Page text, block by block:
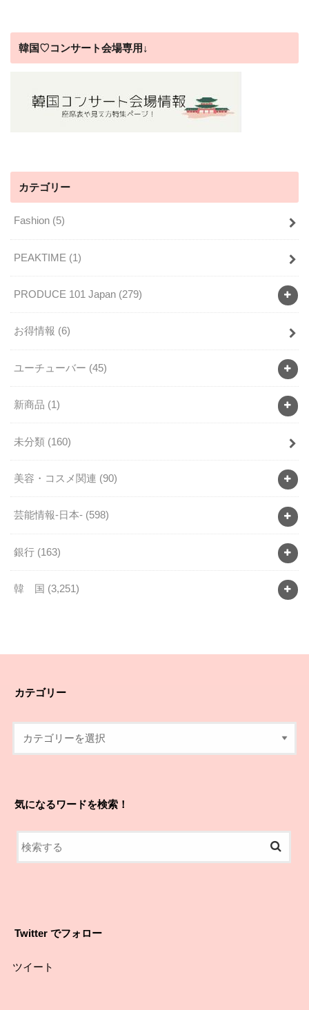
韓国♡コンサート会場専用↓
カテゴリー
Fashion (5)
PEAKTIME (1)
PRODUCE 101 Japan (279)
お得情報 (6)
ユーチューバー (45)
新商品 (1)
未分類 (160)
美容・コスメ関連 (90)
芸能情報-日本- (598)
銀行 (163)
韓 国 (3,251)
カテゴリー
気になるワードを検索！
Twitter でフォロー
ツイート